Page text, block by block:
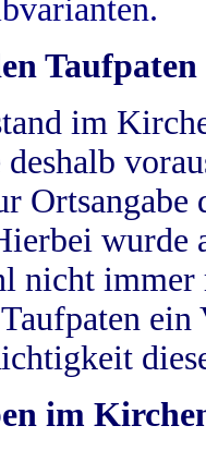
Taufpaten
im
wurde
nicht
im